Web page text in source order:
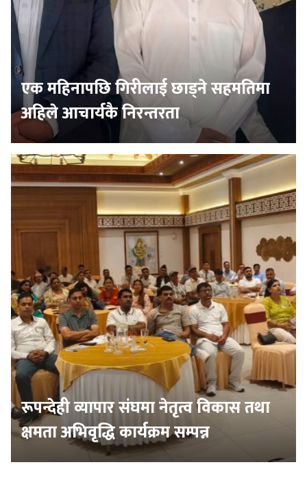
एक महिनापछि गिरीलाई छाड्ने सहमतिमा
अहिले आचार्यकै निरन्तरता
रूपन्देही व्यापार संघमा नेतृत्व विकास तथा
क्षमता अभिवृद्धि कार्यक्रम सम्पन्न